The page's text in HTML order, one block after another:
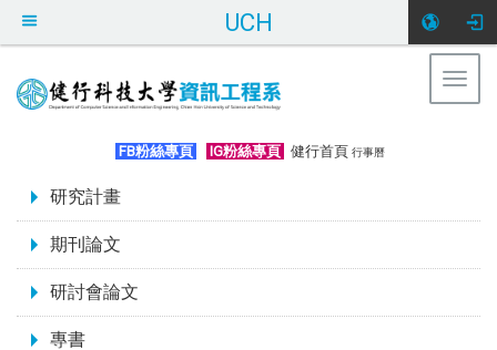
UCH
FB粉絲專頁 IG粉絲專頁 健行首頁 行事曆
研究計畫
期刊論文
研討會論文
專書